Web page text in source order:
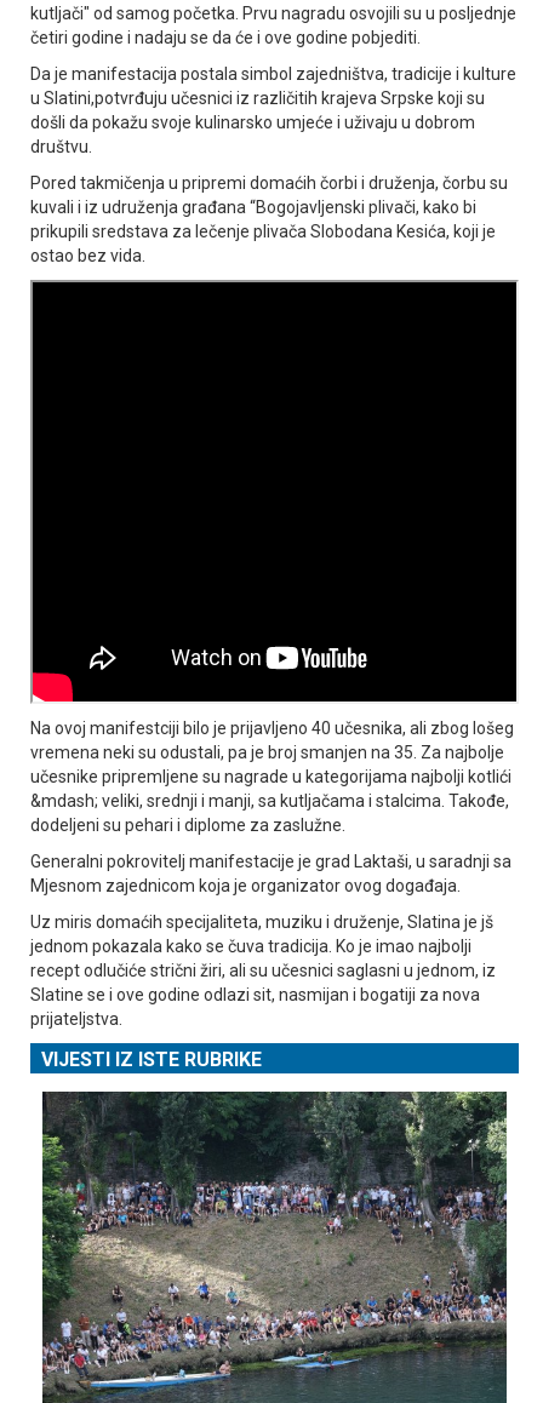
kutljači" od samog početka. Prvu nagradu osvojili su u posljednje
četiri godine i nadaju se da će i ove godine pobjediti.
Da je manifestacija postala simbol zajedništva, tradicije i kulture
u Slatini,potvrđuju učesnici iz različitih krajeva Srpske koji su
došli da pokažu svoje kulinarsko umjeće i uživaju u dobrom
društvu.
Pored takmičenja u pripremi domaćih čorbi i druženja, čorbu su
kuvali i iz udruženja građana “Bogojavljenski plivači, kako bi
prikupili sredstava za lečenje plivača Slobodana Kesića, koji je
ostao bez vida.
Na ovoj manifestciji bilo je prijavljeno 40 učesnika, ali zbog lošeg
vremena neki su odustali, pa je broj smanjen na 35. Za najbolje
učesnike pripremljene su nagrade u kategorijama najbolji kotlići
&mdash; veliki, srednji i manji, sa kutljačama i stalcima. Takođe,
dodeljeni su pehari i diplome za zaslužne.
Generalni pokrovitelj manifestacije je grad Laktaši, u saradnji sa
Mjesnom zajednicom koja je organizator ovog događaja.
Uz miris domaćih specijaliteta, muziku i druženje, Slatina je jš
jednom pokazala kako se čuva tradicija. Ko je imao najbolji
recept odlučiće strični žiri, ali su učesnici saglasni u jednom, iz
Slatine se i ove godine odlazi sit, nasmijan i bogatiji za nova
prijateljstva.
VIJESTI IZ ISTE RUBRIKE